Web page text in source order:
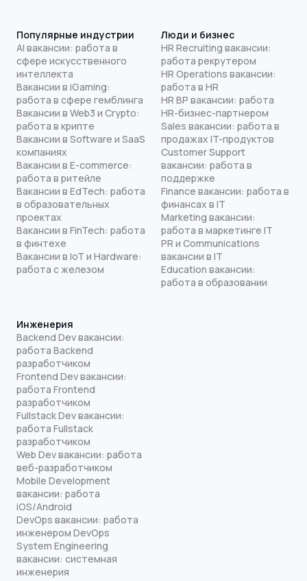
Популярные индустрии
AI вакансии: работа в
сфере искусственного
интеллекта
Вакансии в iGaming:
работа в сфере гемблинга
Вакансии в Web3 и Crypto:
работа в крипте
Вакансии в Software и SaaS
компаниях
Вакансии в E-commerce:
работа в ритейле
Вакансии в EdTech: работа
в образовательных
проектах
Вакансии в FinTech: работа
в финтехе
Вакансии в IoT и Hardware:
работа с железом
Люди и бизнес
HR Recruiting вакансии:
работа рекрутером
HR Operations вакансии:
работа в HR
HR BP вакансии: работа
HR-бизнес-партнером
Sales вакансии: работа в
продажах IT-продуктов
Customer Support
вакансии: работа в
поддержке
Finance вакансии: работа в
финансах в IT
Marketing вакансии:
работа в маркетинге IT
PR и Communications
вакансии в IT
Education вакансии:
работа в образовании
Инженерия
Backend Dev вакансии:
работа Backend
разработчиком
Frontend Dev вакансии:
работа Frontend
разработчиком
Fullstack Dev вакансии:
работа Fullstack
разработчиком
Web Dev вакансии: работа
веб-разработчиком
Mobile Development
вакансии: работа
iOS/Android
DevOps вакансии: работа
инженером DevOps
System Engineering
вакансии: системная
инженерия